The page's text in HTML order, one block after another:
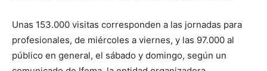
Unas 153.000 visitas corresponden a las jornadas para
profesionales, de miércoles a viernes, y las 97.000 al
público en general, el sábado y domingo, según un